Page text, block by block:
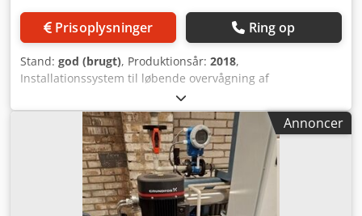
Prisoplysninger Ring op
Stand: god (brugt), Produktionsår: 2018,
Installationssystem til løbende overvågning af
vandkvaliteten. Komplet, samlet i et lukket målerum med
aircondition (kan flyttes). Chodpfjzgcnbox Apnsa Systemet
består af 3 komponenter: * LAR Biomonitor * LAR
QuickTNPO * LAR QuickTOCultra
Annoncer